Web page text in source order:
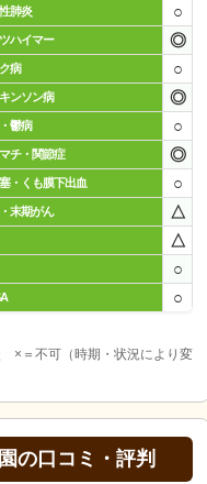
肺炎 ○
ハイマー ◎
病 ○
ンソン病 ◎
鬱病 ○
チ・関節症 ◎
・くも膜下出血 ○
末期がん △
△
○
○
不可（時期・状況により変
の口コミ・評判